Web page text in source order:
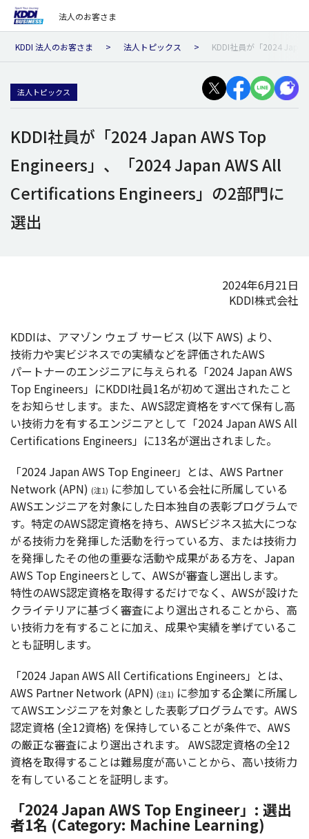
法人のお客さま
KDDI 法人のお客さま 法人トピックス KDDI社員が「2024
法人トピックス
KDDI社員が「2024 Japan AWS Top
Engineers」、「2024 Japan AWS All
Certifications Engineers」の2部門に
選出
2024年6月21日
KDDI株式会社
KDDIは、 アマゾン ウェブ サービス (以下 AWS) より、
技術力や実ビジネスでの実績などを評価されたAWS
パートナーのエンジニアに与えられる「2024 Japan AWS
Top Engineers」にKDDI社員1名が初めて選出されたこと
をお知らせします。また、AWS認定資格をすべて保有し高
い技術力を有するエンジニアとして「2024 Japan AWS All
Certifications Engineers」に13名が選出されました。
「2024 Japan AWS Top Engineer」とは、AWS Partner
Network (APN) (注1) に参加している会社に所属している
AWSエンジニアを対象にした日本独自の表彰プログラムで
す。 特定のAWS認定資格を持ち、AWSビジネス拡大につな
がる技術力を発揮した活動を行っている方、または技術力
を発揮したその他の重要な活動や成果がある方を、Japan
AWS Top Engineersとして、AWSが審査し選出します。
特性のAWS認定資格を取得するだけでなく、AWSが設けた
クライテリアに基づく審査により選出されることから、高
い技術力を有することに加え、 成果や実績を挙げているこ
とも証明します。
「2024 Japan AWS All Certifications Engineers」とは、
AWS Partner Network (APN) (注1) に参加する企業に所属し
てAWSエンジニアを対象とした表彰プログラムです。AWS
認定資格 (全12資格) を保持していることが条件で、AWS
の厳正な審査により選出されます。 AWS認定資格の全12
資格を取得することは難易度が高いことから、高い技術力
を有していることを証明します。
「2024 Japan AWS Top Engineer」: 選出
者1名 (Category: Machine Learning)